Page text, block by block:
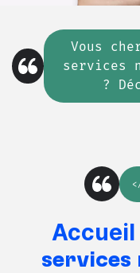
Vous
services
?
Accueil
services